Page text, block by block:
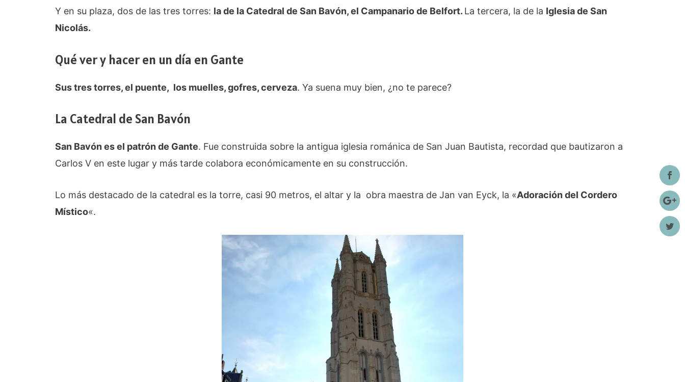
Y en su plaza, dos de las tres torres: la de la Catedral de San Bavón, el Campanario de Belfort. La tercera, la de la Iglesia de San
Nicolás.
Qué ver y hacer en un día en Gante
Sus tres torres, el puente, los muelles, gofres, cerveza. Ya suena muy bien, ¿no te parece?
La Catedral de San Bavón
San Bavón es el patrón de Gante. Fue construida sobre la antigua iglesia románica de San Juan Bautista, recordad que bautizaron a
Carlos V en este lugar y más tarde colabora económicamente en su construcción.
Lo más destacado de la catedral es la torre, casi 90 metros, el altar y la obra maestra de Jan van Eyck, la «Adoración del Cordero
Místico«.